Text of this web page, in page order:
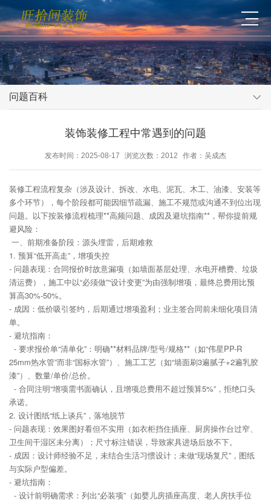
问题百科
装饰装修工程中常遇到的问题
发布时间：2025-08-17 浏览次数：2012 作者：吴成杰
装修工程流程复杂（涉及设计、拆改、水电、泥瓦、木工、油漆、安装等
多个环节），每个阶段都可能因细节疏漏、施工不规范或沟通不到位出现
问题。以下按装修流程梳理**高频问题、成因及避坑指南**，帮你提前规
避风险：
一、前期准备阶段：源头埋雷，后期难救
1. 预算“低开高走”，增项失控
- 问题表现：合同报价时故意漏项（如墙面基层处理、水电开槽费、垃圾
清运费），施工中以“必须做”“设计变更”为由强制增项，最终总费用比预
算高30%-50%。
- 成因：低价吸引签约，后期通过增项盈利；业主签合同前未细化项目清
单。
- 避坑指南：
- 要求报价单“清单化”：明确**材料品牌/型号/规格**（如“伟星PP-R
25mm热水管”而非“国标水管”）、施工工艺（如“墙面刷3遍腻子+2遍乳胶
漆”）、数量/单价/总价。
- 合同注明“增项需书面确认，且增项总费用不超过预算5%”，拒绝口头
承诺。
2. 设计图纸“纸上谈兵”，落地脱节
- 问题表现：效果图好看但不实用（如衣柜挡住插座、厨房操作台过窄、
卫生间干湿区未分离）；尺寸标注错误，导致家具进场后放不下。
- 成因：设计师经验不足，未结合生活习惯设计；未做“现场复尺”，图纸
与实际户型偏差。
- 避坑指南：
- 设计前明确需求：列出“必装项”（如婴儿房插座高度、老人房扶手位